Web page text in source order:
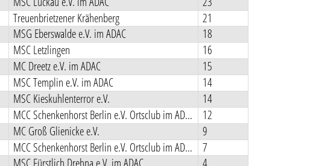
Treuenbrietzener Krähenberg
21
MSG Eberswalde e.V. im ADAC
18
MSC Letzlingen
16
MC Dreetz e.V. im ADAC
15
MSC Templin e.V. im ADAC
14
MSC Kieskuhlenterror e.V.
14
MCC Schenkenhorst Berlin e.V. Ortsclub im ADAC
12
MC Groß Glienicke e.V.
9
MCC Schenkenhorst Berlin e.V. Ortsclub im ADAC
7